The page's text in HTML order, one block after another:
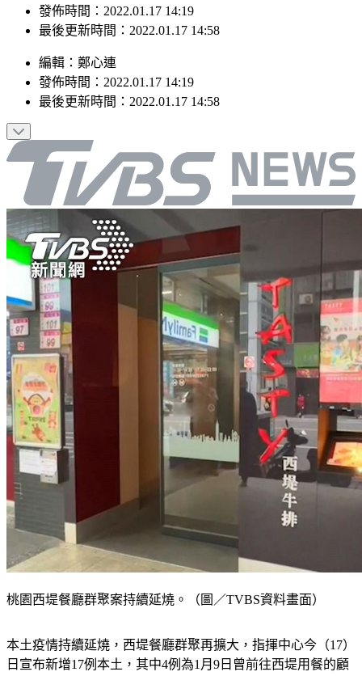
發佈時間：2022.01.17 14:19
最後更新時間：2022.01.17 14:58
編輯 ： 鄭心連
發佈時間： 2022.01.17 14:19
最後更新時間： 2022.01.17 14:58
桃園西堤餐廳群聚案持續延燒。（圖／TVBS資料畫面）
本土疫情持續延燒，西堤餐廳群聚再擴大，指揮中心今（17）
日宣布新增17例本土，其中4例為1月9日曾前往西堤用餐的顧